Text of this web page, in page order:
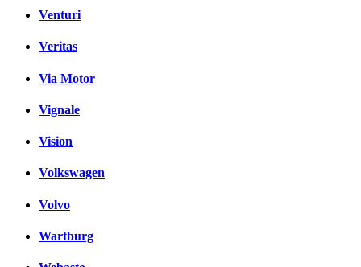
Venturi
Veritas
Via Motor
Vignale
Vision
Volkswagen
Volvo
Wartburg